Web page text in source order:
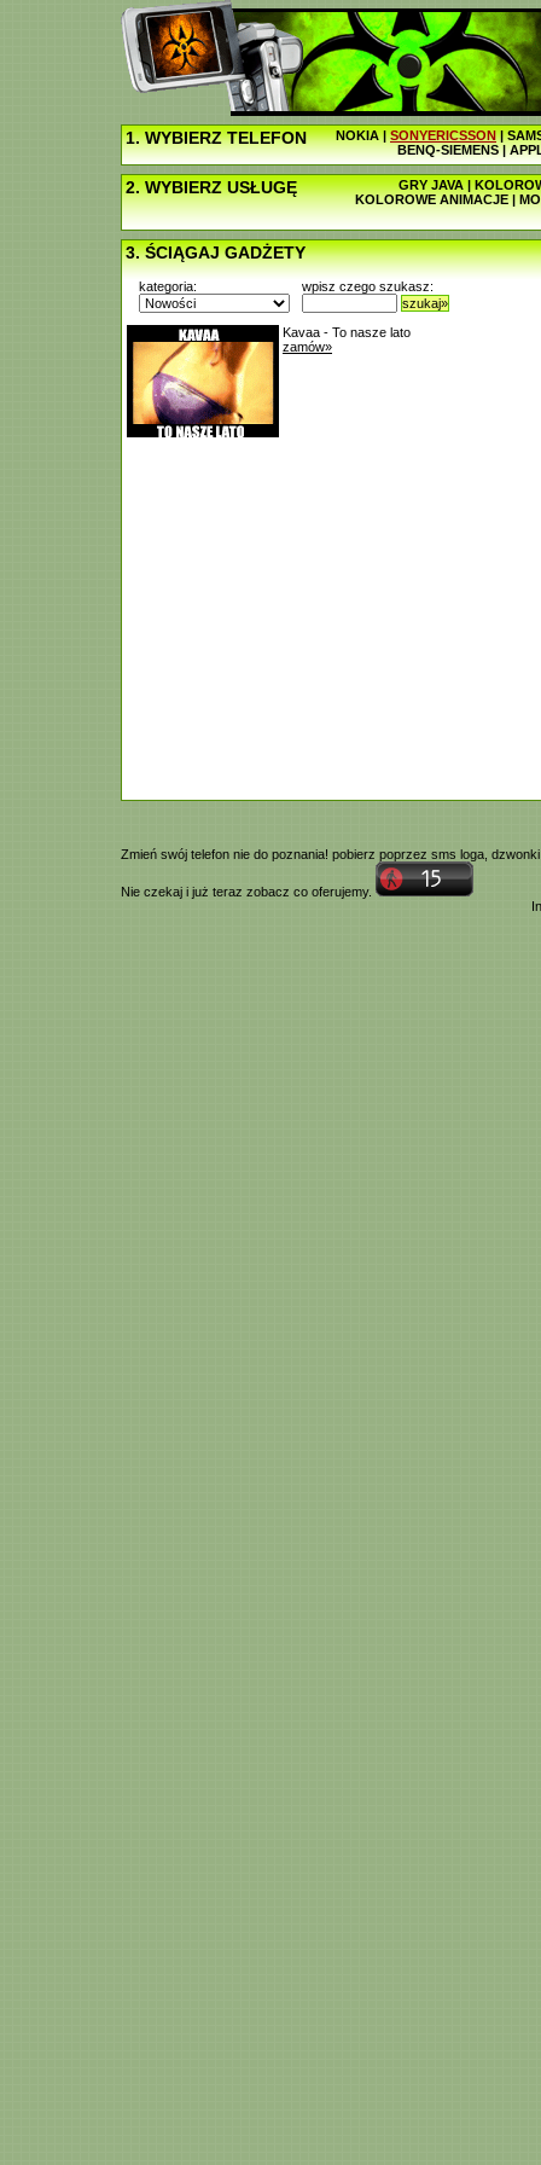
1. WYBIERZ TELEFON NOKIA|SONYERICSSON|
BENQ-SIEMENS|
2. WYBIERZ USŁUGĘ GRY JAVA|
KOLOROWE ANIMACJE|
3. ŚCIĄGAJ GADŻETY
kategoria:
wpisz czego szukasz:
szukaj»
Kavaa - To nasze lato
zamów»
Zmień swój telefon nie do poznania! pobierz poprzez sms loga, dzwonki
Nie czekaj i już teraz zobacz co oferujemy.